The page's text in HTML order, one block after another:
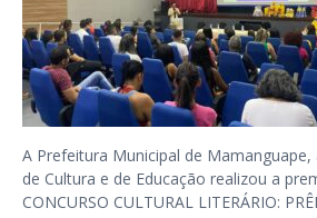
A Prefeitura Municipal de Mamanguape,
de Cultura e de Educação realizou a
CONCURSO CULTURAL LITERÁRIO: